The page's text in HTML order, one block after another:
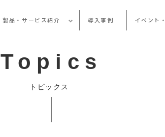
製品・サービス紹介 導入事例 イベント
Topics
トピックス